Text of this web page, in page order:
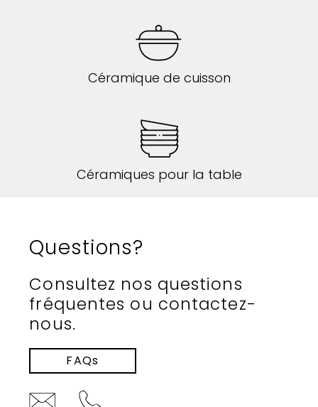
Céramique de cuisson
Céramiques pour la table
Questions?
Consultez nos questions
fréquentes ou contactez-
nous.
FAQs